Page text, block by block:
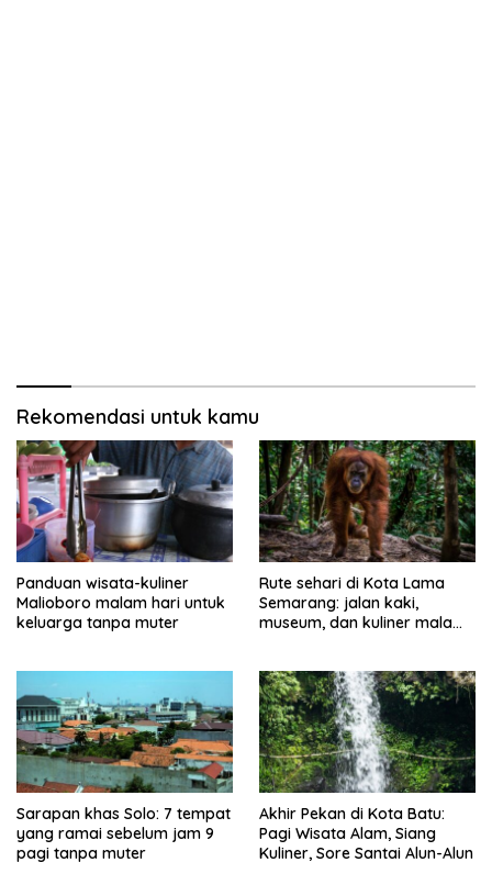
Rekomendasi untuk kamu
Panduan wisata-kuliner
Malioboro malam hari untuk
keluarga tanpa muter
Rute sehari di Kota Lama
Semarang: jalan kaki,
museum, dan kuliner malam
Sarapan khas Solo: 7 tempat
yang ramai sebelum jam 9
pagi tanpa muter
Akhir Pekan di Kota Batu:
Pagi Wisata Alam, Siang
Kuliner, Sore Santai Alun-Alun